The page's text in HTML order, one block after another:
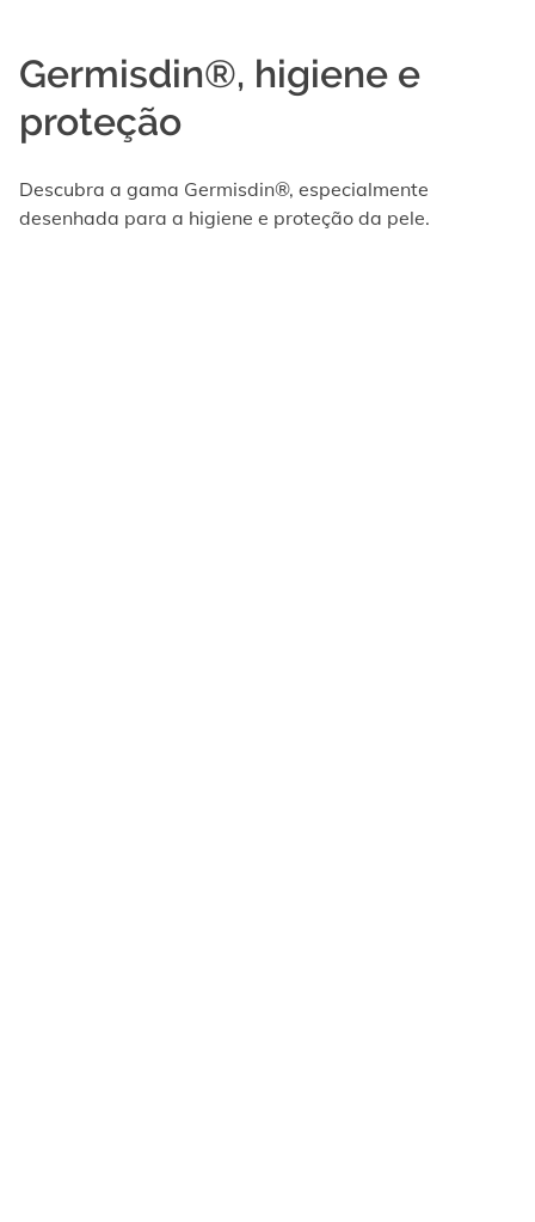
Germisdin®, higiene e
proteção
Descubra a gama Germisdin®, especialmente
desenhada para a higiene e proteção da pele.